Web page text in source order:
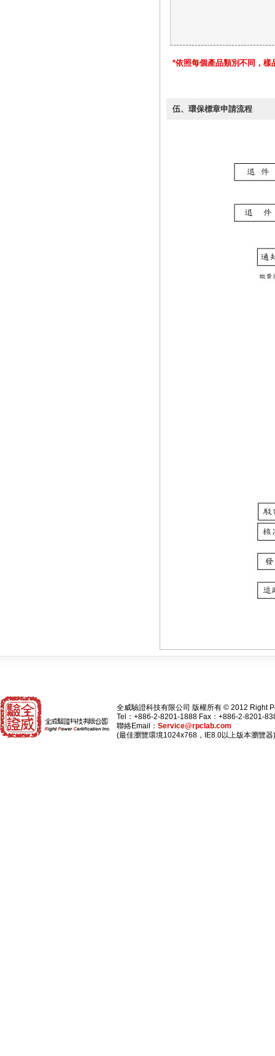
*依照每個產品類別不同，樣
伍、環保標章申請流程
全威驗證科技有限公司 版權所有 © 2012 Right
Tel：+886-2-8201-1888 Fax：+886-2-8201-
聯絡Email： Service@rpclab.com
(最佳瀏覽環境1024x768，IE8.0以上版本瀏覽器)